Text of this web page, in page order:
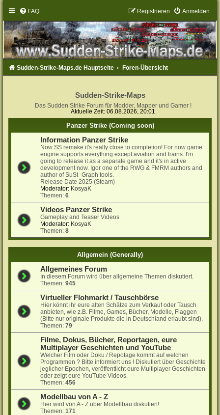
FAQ Anmelden
Registrieren
Sudden-Strike-Maps.de Hauptseite Foren-Übersicht
Sudden-Strike-Maps
Das Sudden Strike Forum für Modder, Mapper und Gamer !
Aktuelle Zeit: 06.08.2026, 20:01
Panzer Strike (Coming soon)
Information Panzer Strike
Now SS remake it's really close to completion! For now game
engine supports everything except aviation and trains. I'm
going to release it as a separate game and it's in active
development now. Igor one of the RWG & FMRM authors and
author of SuSt_Graph tools.
Release Date 2025 (Steam)
Moderator: KosyaK
Themen:6
Videos Panzer Strike
Gameplay and Teaser Videos
Moderator: KosyaK
Themen:8
Allgemein (Generally)
Allgemeines Forum
In diesem Forum wird über allgemeine Themen diskutiert.
Themen:945
Virtueller Flohmarkt / Tauschbörse
Hier könnt ihr eure alten Schätze zum Verkauf oder Tausch
anbieten, wie z.B. Filme, Games, Bücher, Modelle, Flaggen
(Bitte nur originale Produkte die in Deutschland erlaubt sind).
Themen:79
Filme, Dokus, Bücher, Reportagen, eure
Multiplayer Geschichten und YouTube
Welcher Film oder Doku / Repotage kommt auf welchen
Programmen ? Bitte informiert uns ! Diskutiert über Geschichte
jeglicher Epochen, veröffentlicht eure Multiplayer Geschichten
oder zeigt eure YouTube Videos.
Themen:456
Modellbau von A - Z
Hier wird von A - Z über Modellbau diskutiert!
Themen:171